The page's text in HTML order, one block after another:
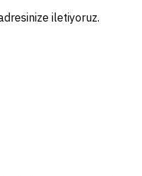
iletiyoruz.